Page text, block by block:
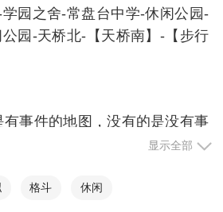
园之舍-常盘台中学-休闲公园-
公园-天桥北-【天桥南】-【步行
有事件的地图，没有的是没有事
显示全部
格斗 休闲